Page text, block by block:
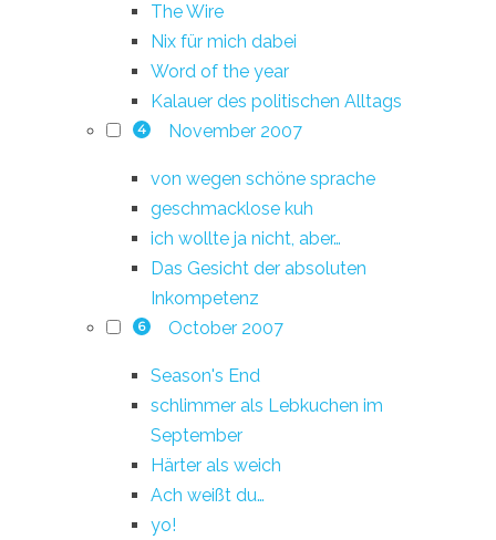
The Wire
Nix für mich dabei
Word of the year
Kalauer des politischen Alltags
4 November 2007
von wegen schöne sprache
geschmacklose kuh
ich wollte ja nicht, aber…
Das Gesicht der absoluten
Inkompetenz
6 October 2007
Season's End
schlimmer als Lebkuchen im
September
Härter als weich
Ach weißt du…
yo!